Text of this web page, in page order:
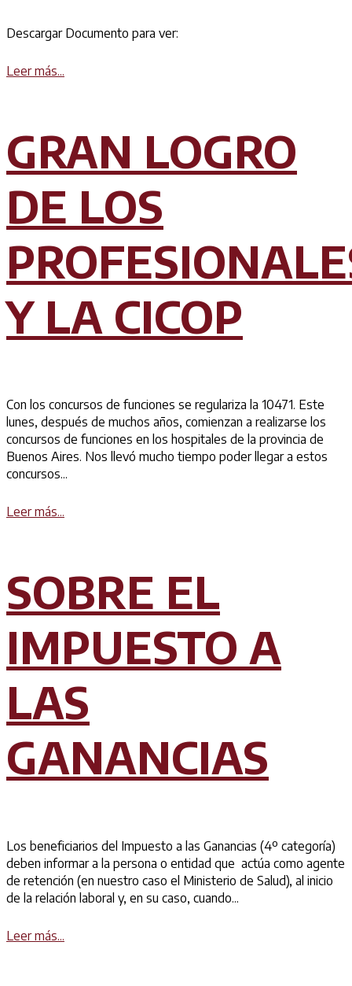
Descargar Documento para ver:
Leer más...
GRAN LOGRO
DE LOS
Y LA CICOP
Con los concursos de funciones se regulariza la 10471. Este
lunes, después de muchos años, comienzan a realizarse los
concursos de funciones en los hospitales de la provincia de
Buenos Aires. Nos llevó mucho tiempo poder llegar a estos
concursos...
Leer más...
SOBRE EL
IMPUESTO A
LAS
GANANCIAS
Los beneficiarios del Impuesto a las Ganancias (4º categoría)
deben informar a la persona o entidad que actúa como agente
de retención (en nuestro caso el Ministerio de Salud), al inicio
de la relación laboral y, en su caso, cuando...
Leer más...